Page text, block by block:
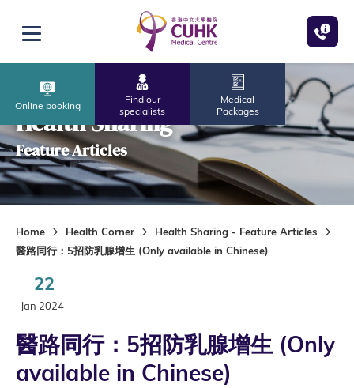
Open menu
Online booking
Find our
specialists
Medical
Packages
Health Sharing
Feature Articles
Home Health Corner
Health Sharing - Feature Articles
醫路同行：5招防乳腺增生 (Only available in Chinese)
22
Jan 2024
醫路同行：5招防乳腺增生 (Only
available in Chinese)